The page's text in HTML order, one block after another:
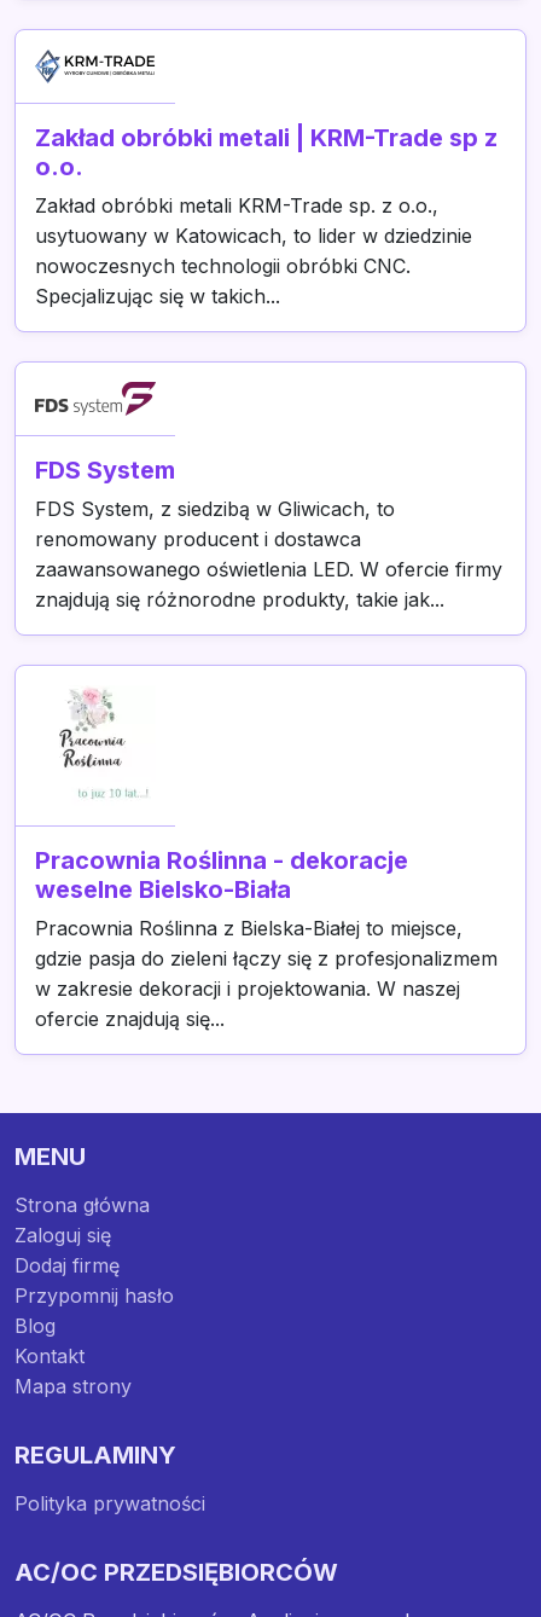
Zakład obróbki metali | KRM-Trade sp z
o.o.
Zakład obróbki metali KRM-Trade sp. z o.o.,
usytuowany w Katowicach, to lider w dziedzinie
nowoczesnych technologii obróbki CNC.
Specjalizując się w takich...
FDS System
FDS System, z siedzibą w Gliwicach, to
renomowany producent i dostawca
zaawansowanego oświetlenia LED. W ofercie firmy
znajdują się różnorodne produkty, takie jak...
Pracownia Roślinna - dekoracje
weselne Bielsko-Biała
Pracownia Roślinna z Bielska-Białej to miejsce,
gdzie pasja do zieleni łączy się z profesjonalizmem
w zakresie dekoracji i projektowania. W naszej
ofercie znajdują się...
MENU
Strona główna
Zaloguj się
Dodaj firmę
Przypomnij hasło
Blog
Kontakt
Mapa strony
REGULAMINY
Polityka prywatności
AC/OC PRZEDSIĘBIORCÓW